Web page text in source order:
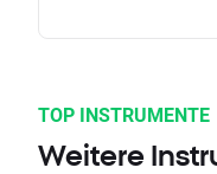
TOP INSTRUMENTE
Weitere